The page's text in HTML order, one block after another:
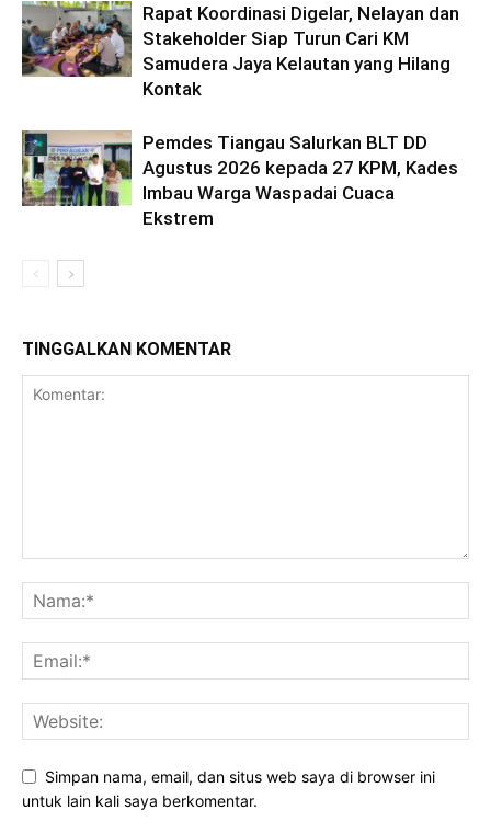
Rapat Koordinasi Digelar, Nelayan dan
Stakeholder Siap Turun Cari KM
Samudera Jaya Kelautan yang Hilang
Kontak
Pemdes Tiangau Salurkan BLT DD
Agustus 2026 kepada 27 KPM, Kades
Imbau Warga Waspadai Cuaca
Ekstrem
TINGGALKAN KOMENTAR
Simpan nama, email, dan situs web saya di browser ini
untuk lain kali saya berkomentar.